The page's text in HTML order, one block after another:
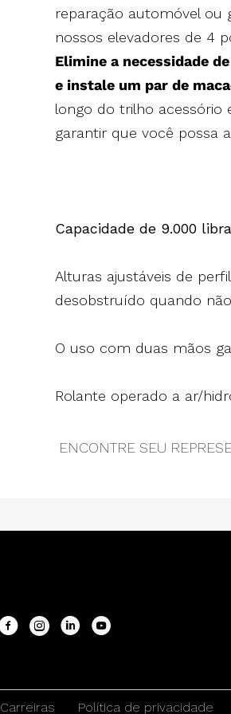
reparação automóvel
nossos elevadores de 4
Elimine a necessidade
e instale um par de
longo do trilho acessório
garantir que você possa
Capacidade de 9.000
Alturas ajustáveis de
desobstruído quando
O uso com duas mãos
Rolante operado a ar/
ENCONTRE SEU
Carreiras Política de privacidade